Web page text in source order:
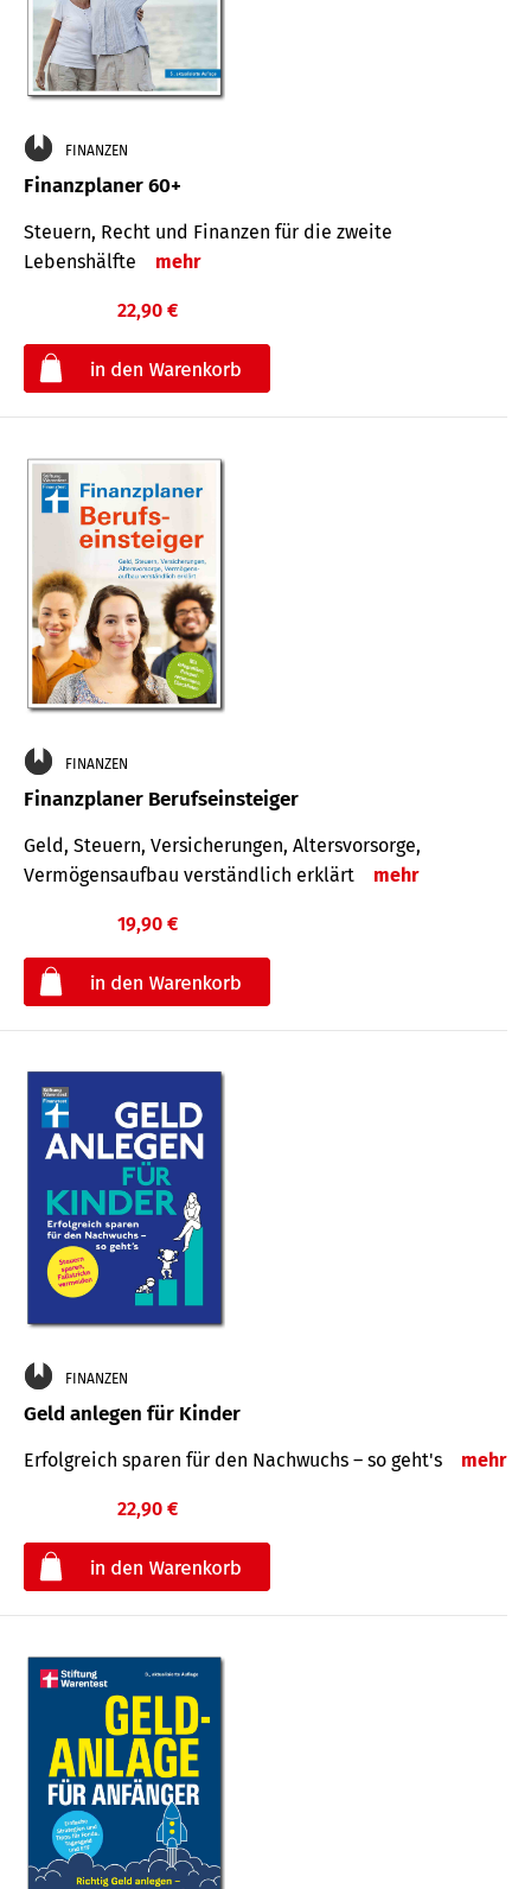
FINANZEN
Finanzplaner 60+
Steuern, Recht und Finanzen für die zweite
Lebenshälfte
mehr
22,90 €
FINANZEN
Finanzplaner Berufseinsteiger
Geld, Steuern, Versicherungen, Altersvorsorge,
Vermögensaufbau verständlich erklärt
mehr
19,90 €
FINANZEN
Geld anlegen für Kinder
Erfolgreich sparen für den Nachwuchs – so geht's mehr
22,90 €